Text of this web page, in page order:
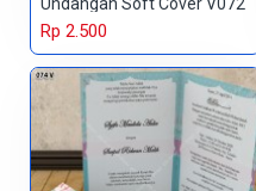
Undangan Soft Cover V072
Rp 2.500